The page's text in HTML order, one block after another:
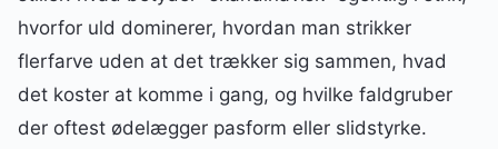
hvorfor uld dominerer, hvordan man strikker
flerfarve uden at det trækker sig sammen, hvad
det koster at komme i gang, og hvilke faldgruber
der oftest ødelægger pasform eller slidstyrke.